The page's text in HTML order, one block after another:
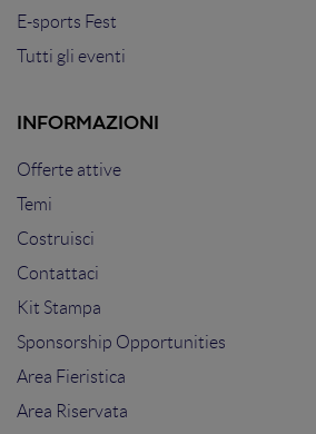
E-sports Fest
Tutti gli eventi
INFORMAZIONI
Offerte attive
Temi
Costruisci
Contattaci
Kit Stampa
Sponsorship Opportunities
Area Fieristica
Area Riservata